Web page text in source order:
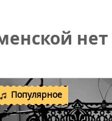
нет
Популярное